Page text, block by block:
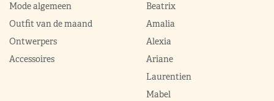
Mode algemeen
Outfit van de maand
Ontwerpers
Accessoires
Beatrix
Amalia
Alexia
Ariane
Laurentien
Mabel